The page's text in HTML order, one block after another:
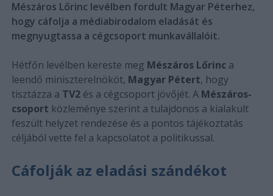
Mészáros Lőrinc levélben fordult Magyar Péterhez,
hogy cáfolja a médiabirodalom eladását és
megnyugtassa a cégcsoport munkavállalóit.
Hétfőn levélben kereste meg Mészáros Lőrinca
leendő miniszterelnököt, Magyar Pétert, hogy
tisztázza a TV2és a cégcsoport jövőjét. A Mészáros-
csoport közleménye szerint a tulajdonos a kialakult
feszült helyzet rendezése és a pontos tájékoztatás
céljából vette fel a kapcsolatot a politikussal.
Cáfolják az eladási szándékot